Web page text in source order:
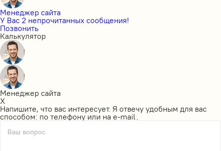
Менеджер сайта
У Вас 2 непрочитанных сообщения!
Позвонить
Калькулятор
Менеджер сайта
X
Напишите, что вас интересует. Я отвечу удобным для вас
способом: по телефону или на e-mail.
Ваш вопрос